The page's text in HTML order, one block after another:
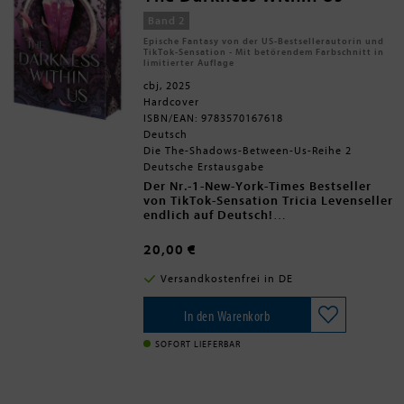
man jetzt noch trauen? Wer ist wirklich
unschuldig und wer in Wahrheit ein
eiskalter Mörder?
Band 2
Epische Fantasy von der US-Bestsellerautorin und
TikTok-Sensation - Mit betörendem Farbschnitt in
limitierter Auflage
cbj, 2025
Hardcover
ISBN/EAN: 9783570167618
Deutsch
Die The-Shadows-Between-Us-Reihe 2
Deutsche Erstausgabe
Der Nr.-1-New-York-Times Bestseller
von TikTok-Sensation Tricia Levenseller
endlich auf Deutsch!
Chrysantha Stathos hat gewonnen.
Jahrelang hat sie ihre Intelligenz und
ihren Ehrgeiz versteckt und ist so eine
reiche Herzogin geworden. Jetzt muss
die Schwester der Königin nur noch
ihren alten Ehemann überleben und die
Freiheit, das Geld und die Sicherheit, die
sie sich immer gewünscht hat, gehören
20,00 €
Versandkostenfrei in DE
In den Warenkorb
SOFORT LIEFERBAR